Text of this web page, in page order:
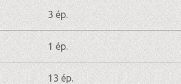
3 ép.
1 ép.
13 ép.